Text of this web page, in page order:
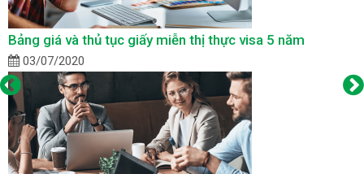
Bảng giá và thủ tục giấy miễn thị thực visa 5 năm
03/07/2020